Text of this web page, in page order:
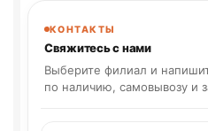
КОНТАКТЫ
Свяжитесь с нами
Выберите филиал и
по наличию, самовывозу и